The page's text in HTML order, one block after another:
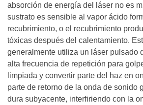
absorción de energía del láser no es
sustrato es sensible al vapor ácido
recubrimiento, o el recubrimiento
tóxicas después del calentamiento.
generalmente utiliza un láser pulsado
alta frecuencia de repetición para
limpiada y convertir parte del haz en
parte de retorno de la onda de sonido
dura subyacente, interfiriendo con la